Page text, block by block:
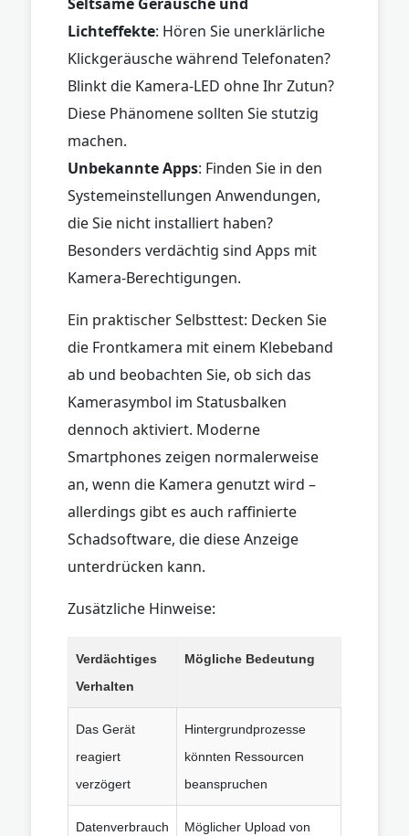
Lichteffekte: Hören Sie unerklärliche
Klickgeräusche während Telefonaten?
Blinkt die Kamera-LED ohne Ihr Zutun?
Diese Phänomene sollten Sie stutzig
machen.
Unbekannte Apps: Finden Sie in den
Systemeinstellungen Anwendungen,
die Sie nicht installiert haben?
Besonders verdächtig sind Apps mit
Kamera-Berechtigungen.
Ein praktischer Selbsttest: Decken Sie
die Frontkamera mit einem Klebeband
ab und beobachten Sie, ob sich das
Kamerasymbol im Statusbalken
dennoch aktiviert. Moderne
Smartphones zeigen normalerweise
an, wenn die Kamera genutzt wird –
allerdings gibt es auch raffinierte
Schadsoftware, die diese Anzeige
unterdrücken kann.
Zusätzliche Hinweise:
Verdächtiges
Verhalten
Mögliche Bedeutung
Das Gerät
reagiert
verzögert
Hintergrundprozesse
könnten Ressourcen
beanspruchen
Datenverbrauch Möglicher Upload von